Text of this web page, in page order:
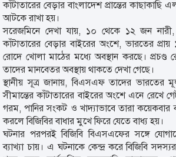
কাঁটাতারের বেড়ার বাংলাদেশ প্রান্তের কাছাকাছি
আটকে রাখা হয়।
সরেজমিনে দেখা যায়, ১০ থেকে ১২ জন
কাঁটাতারের বেড়ার বাইরের অংশে, ভারতের
রোদে খোলা মাঠের মধ্যে অবস্থান করছে। প্রচণ্ড
তাদের মানবেতর অবস্থায় থাকতে দেখা গেছে।
স্থানীয় সূত্র জানায়, বিএসএফ তাদের ভারতের
সীমান্তের কাঁটাতারের বাইরের অংশে এনে রেখে
গরম, পানির সংকট ও খাদ্যাভাবে তারা কয়েকবার
করলে বিজিবির বাধার মুখে ফিরে যেতে বাধ্য হয়।
ঘটনার পরপরই বিজিবি বিএসএফের সঙ্গে
ব্যাখ্যা চায়। এ ঘটনাকে কেন্দ্র করে বিজিবি